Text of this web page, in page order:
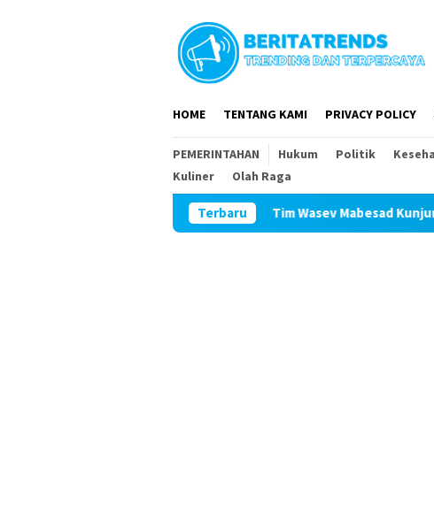
HOME TENTANG KAMI PRIVACY POLICY
PEMERINTAHAN Hukum Politik
Kuliner
Olah Raga
Terbaru
Tim Wasev Mabesad Kunjungi TMMD ke